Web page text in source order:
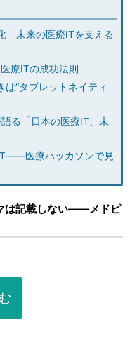
未来の医療ITを支える
療ITの成功法則
“タブレットネイティ
る「日本の医療IT、未
医療ハッカソンで見
は記載しない――メドピ